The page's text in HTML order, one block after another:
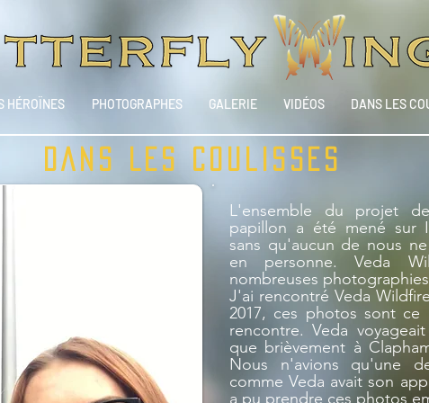
HÉROÏNES PHOTOGRAPHES GALERIE VIDÉOS DANS LES
DANS LES COULISSES
L'ensemble du projet
papillon a été mené sur
sans qu'aucun de nous
en personne. Veda
nombreuses
J'ai rencontré Veda
2017, ces photos sont
rencontre. Veda
que brièvement à
Nous n'avions qu'une
comme Veda avait son
a pu prendre ces photos